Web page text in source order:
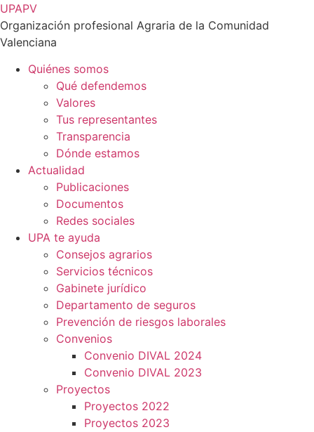
Ir
al
contenido
UPAPV
Organización profesional Agraria de la Comunidad
Valenciana
Quiénes somos
Qué defendemos
Valores
Tus representantes
Transparencia
Dónde estamos
Actualidad
Publicaciones
Documentos
Redes sociales
UPA te ayuda
Consejos agrarios
Servicios técnicos
Gabinete jurídico
Departamento de seguros
Prevención de riesgos laborales
Convenios
Convenio DIVAL 2024
Convenio DIVAL 2023
Proyectos
Proyectos 2022
Proyectos 2023